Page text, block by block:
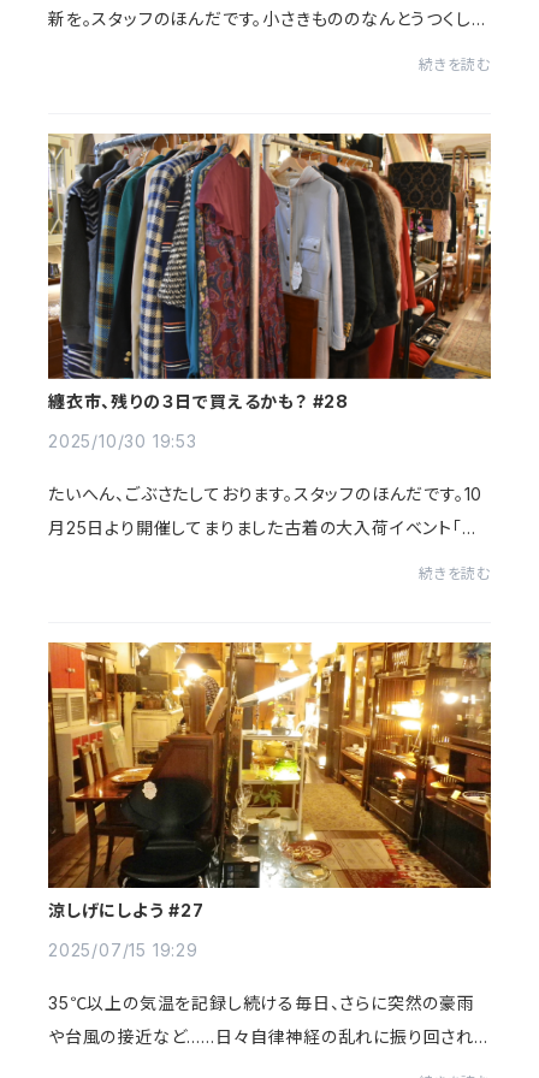
新を。スタッフのほんだです。小さきもののなんとうつくしく
続きを読む
纏衣市、残りの３日で買えるかも？ #28
2025/10/30 19:53
たいへん、ごぶさたしております。スタッフのほんだです。10
月25日より開催してまりました古着の大入荷イベント「纏
続きを読む
涼しげにしよう #27
2025/07/15 19:29
35℃以上の気温を記録し続ける毎日、さらに突然の豪雨
や台風の接近など……日々自律神経の乱れに振り回されて
しまいます。スタッフのほんだです。さすがに、さすがにこの